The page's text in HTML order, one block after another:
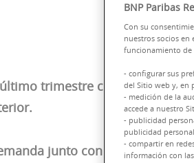
trimestre con 43.933 m²
junto con la reducción
BNP Paribas
Con su
nuestros socios en
funcionamiento de
- configurar sus
del Sitio web y, en
- medición de la
accede a nuestro
- publicidad
publicidad
- compartir en
información con